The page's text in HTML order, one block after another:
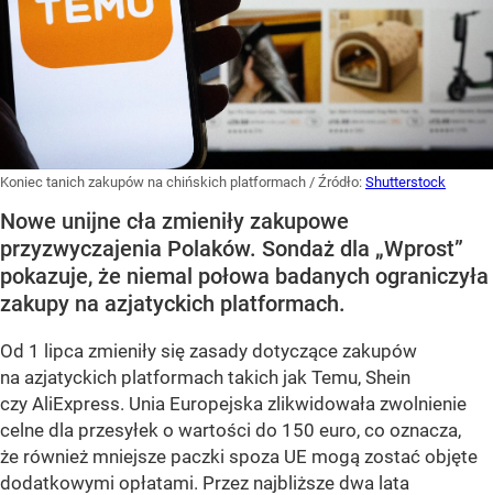
Koniec tanich zakupów na chińskich platformach / Źródło: Shutterstock
Nowe unijne cła zmieniły zakupowe
przyzwyczajenia Polaków. Sondaż dla „Wprost”
pokazuje, że niemal połowa badanych ograniczyła
zakupy na azjatyckich platformach.
Od 1 lipca zmieniły się zasady dotyczące zakupów
na azjatyckich platformach takich jak Temu, Shein
czy AliExpress. Unia Europejska zlikwidowała zwolnienie
celne dla przesyłek o wartości do 150 euro, co oznacza,
że również mniejsze paczki spoza UE mogą zostać objęte
dodatkowymi opłatami. Przez najbliższe dwa lata